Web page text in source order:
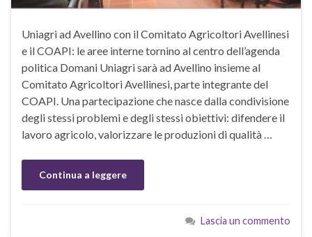
Uniagri ad Avellino con il Comitato Agricoltori Avellinesi
e il COAPI: le aree interne tornino al centro dell’agenda
politica Domani Uniagri sarà ad Avellino insieme al
Comitato Agricoltori Avellinesi, parte integrante del
COAPI. Una partecipazione che nasce dalla condivisione
degli stessi problemi e degli stessi obiettivi: difendere il
lavoro agricolo, valorizzare le produzioni di qualità …
Continua a leggere
Lascia un commento